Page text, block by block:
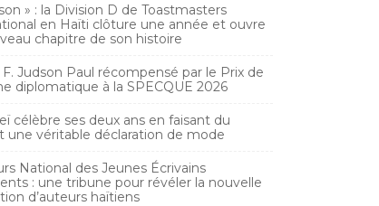
» : la Division D de Toastmasters
en Haïti clôture une année et ouvre
chapitre de son histoire
Judson Paul récompensé par le Prix de
diplomatique à la SPECQUE 2026
célèbre ses deux ans en faisant du
une véritable déclaration de mode
National des Jeunes Écrivains
: une tribune pour révéler la nouvelle
d’auteurs haïtiens